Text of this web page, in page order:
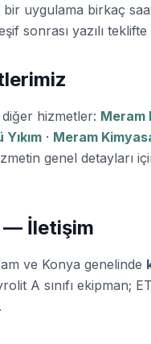
bir uygulama birkaç
sonrası yazılı
hizmetler: Meram
· Meram
genel detayları
— İletişim
ve Konya genelinde
A sınıfı ekipman;
.